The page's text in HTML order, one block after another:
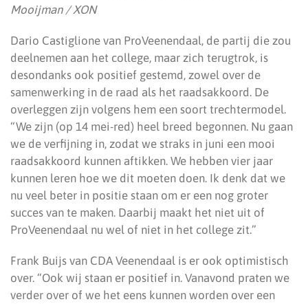
Mooijman / XON
Dario Castiglione van ProVeenendaal, de partij die zou
deelnemen aan het college, maar zich terugtrok, is
desondanks ook positief gestemd, zowel over de
samenwerking in de raad als het raadsakkoord. De
overleggen zijn volgens hem een soort trechtermodel.
“We zijn (op 14 mei-red) heel breed begonnen. Nu gaan
we de verfijning in, zodat we straks in juni een mooi
raadsakkoord kunnen aftikken. We hebben vier jaar
kunnen leren hoe we dit moeten doen. Ik denk dat we
nu veel beter in positie staan om er een nog groter
succes van te maken. Daarbij maakt het niet uit of
ProVeenendaal nu wel of niet in het college zit.”
Frank Buijs van CDA Veenendaal is er ook optimistisch
over. “Ook wij staan er positief in. Vanavond praten we
verder over of we het eens kunnen worden over een